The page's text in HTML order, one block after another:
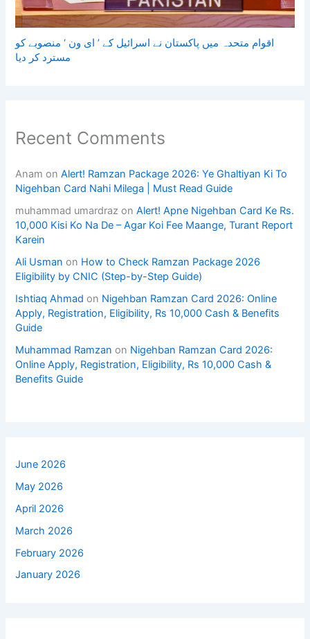
اقوام متحدہ میں پاکستان نے اسرائیل کے ’ ای ون ‘ منصوبے کو
مسترد کر دیا
Recent Comments
Anam onAlert! Ramzan Package 2026: Ye Ghaltiyan Ki To
Nigehban Card Nahi Milega | Must Read Guide
muhammad umardraz onAlert! Apne Nigehban Card Ke Rs.
10,000 Kisi Ko Na De – Agar Koi Fee Maange, Turant Report
Karein
Ali Usman on How to Check Ramzan Package 2026
Eligibility by CNIC (Step-by-Step Guide)
Ishtiaq Ahmad on Nigehban Ramzan Card 2026: Online
Apply, Registration, Eligibility, Rs 10,000 Cash & Benefits
Guide
Muhammad Ramzan on Nigehban Ramzan Card 2026:
Online Apply, Registration, Eligibility, Rs 10,000 Cash &
Benefits Guide
June 2026
May 2026
April 2026
March 2026
February 2026
January 2026